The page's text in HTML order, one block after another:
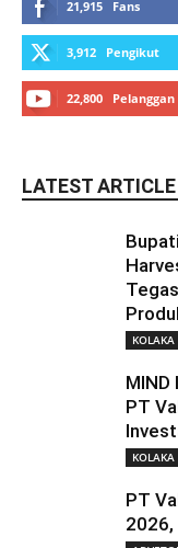
21,915 Fans
3,912 Pengikut
22,800 Pelanggan
LATEST ARTICLE
MIND
PT
PT
2026,